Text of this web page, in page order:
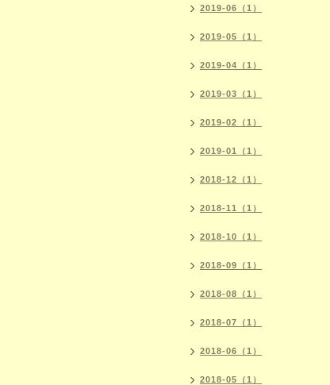
2019-06（1）
2019-05（1）
2019-04（1）
2019-03（1）
2019-02（1）
2019-01（1）
2018-12（1）
2018-11（1）
2018-10（1）
2018-09（1）
2018-08（1）
2018-07（1）
2018-06（1）
2018-05（1）